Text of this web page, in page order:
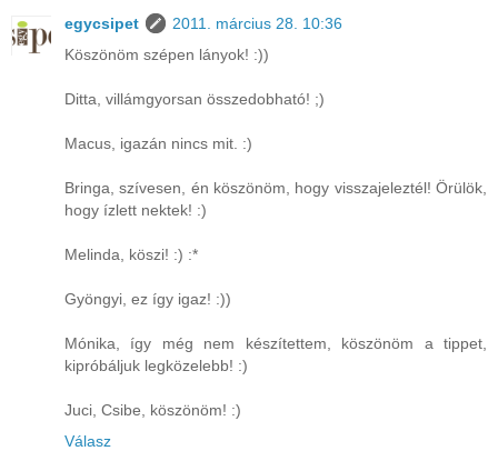
egycsipet
2011. március 28. 10:36
Köszönöm szépen lányok! :))
Ditta, villámgyorsan összedobható! ;)
Macus, igazán nincs mit. :)
Bringa, szívesen, én köszönöm, hogy visszajeleztél! Örülök,
hogy ízlett nektek! :)
Melinda, köszi! :) :*
Gyöngyi, ez így igaz! :))
Mónika, így még nem készítettem, köszönöm a tippet,
kipróbáljuk legközelebb! :)
Juci, Csibe, köszönöm! :)
Válasz